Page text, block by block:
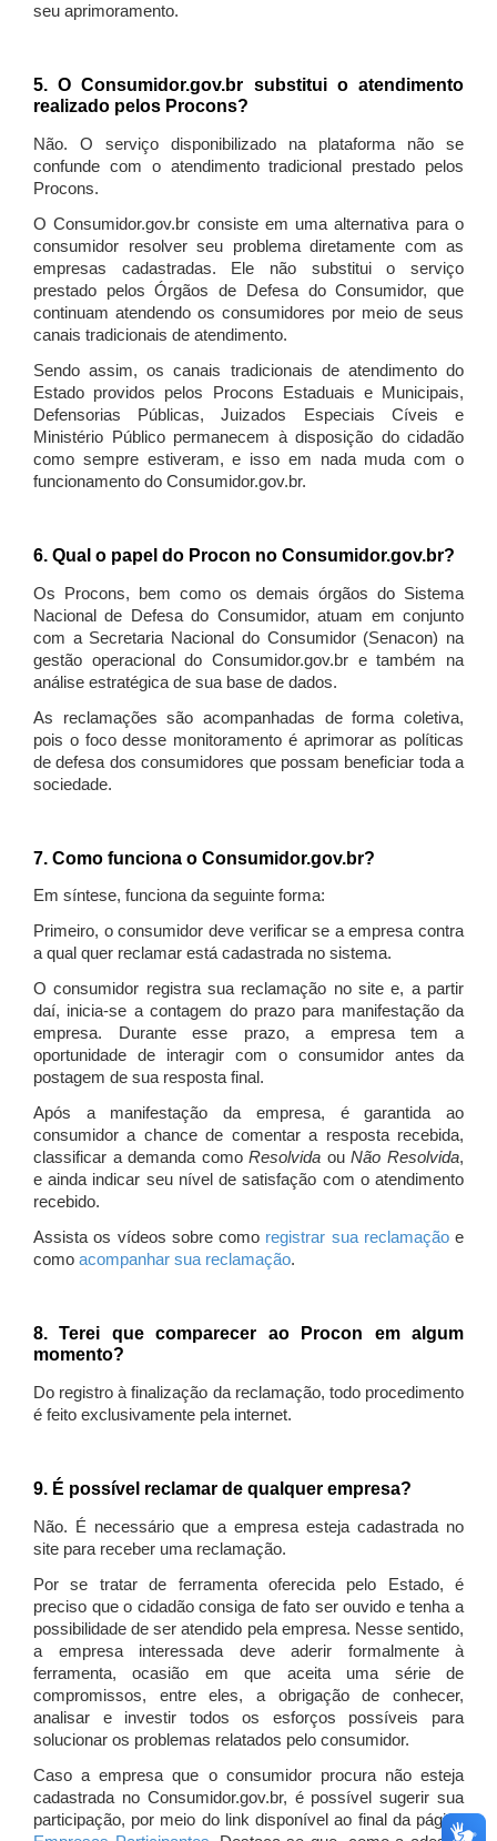
seu aprimoramento.
5. O Consumidor.gov.br substitui o atendimento
realizado pelos Procons?
Não. O serviço disponibilizado na plataforma não se
confunde com o atendimento tradicional prestado pelos
Procons.
O Consumidor.gov.br consiste em uma alternativa para o
consumidor resolver seu problema diretamente com as
empresas cadastradas. Ele não substitui o serviço
prestado pelos Órgãos de Defesa do Consumidor, que
continuam atendendo os consumidores por meio de seus
canais tradicionais de atendimento.
Sendo assim, os canais tradicionais de atendimento do
Estado providos pelos Procons Estaduais e Municipais,
Defensorias Públicas, Juizados Especiais Cíveis e
Ministério Público permanecem à disposição do cidadão
como sempre estiveram, e isso em nada muda com o
funcionamento do Consumidor.gov.br.
6. Qual o papel do Procon no Consumidor.gov.br?
Os Procons, bem como os demais órgãos do Sistema
Nacional de Defesa do Consumidor, atuam em conjunto
com a Secretaria Nacional do Consumidor (Senacon) na
gestão operacional do Consumidor.gov.br e também na
análise estratégica de sua base de dados.
As reclamações são acompanhadas de forma coletiva,
pois o foco desse monitoramento é aprimorar as políticas
de defesa dos consumidores que possam beneficiar toda a
sociedade.
7. Como funciona o Consumidor.gov.br?
Em síntese, funciona da seguinte forma:
Primeiro, o consumidor deve verificar se a empresa contra
a qual quer reclamar está cadastrada no sistema.
O consumidor registra sua reclamação no site e, a partir
daí, inicia-se a contagem do prazo para manifestação da
empresa. Durante esse prazo, a empresa tem a
oportunidade de interagir com o consumidor antes da
postagem de sua resposta final.
Após a manifestação da empresa, é garantida ao
consumidor a chance de comentar a resposta recebida,
classificar a demanda comoResolvida ouNão Resolvida,
e ainda indicar seu nível de satisfação com o atendimento
recebido.
Assista os vídeos sobre como registrar sua reclamaçãoe
como acompanhar sua reclamação.
8. Terei que comparecer ao Procon em algum
momento?
Do registro à finalização da reclamação, todo procedimento
é feito exclusivamente pela internet.
9. É possível reclamar de qualquer empresa?
Não. É necessário que a empresa esteja cadastrada no
site para receber uma reclamação.
Por se tratar de ferramenta oferecida pelo Estado, é
preciso que o cidadão consiga de fato ser ouvido e tenha a
possibilidade de ser atendido pela empresa. Nesse sentido,
a empresa interessada deve aderir formalmente à
ferramenta, ocasião em que aceita uma série de
compromissos, entre eles, a obrigação de conhecer,
analisar e investir todos os esforços possíveis para
solucionar os problemas relatados pelo consumidor.
Caso a empresa que o consumidor procura não esteja
cadastrada no Consumidor.gov.br, é possível sugerir sua
participação, por meio do link disponível ao final da página